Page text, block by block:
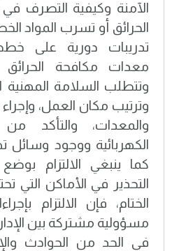
الآمنة وكيفية التصرف
الحرائق أو تسرب المواد
تدريبات دورية على
معدات مكافحة الحرائق
وتتطلب السلامة
وترتيب مكان العمل، وإجراء
والمعدات، والتأكد
الكهربائية ووجود وسائل
كما ينبغي الالتزام
التحذير في الأماكن التي
الختام، فإن الالتزام
مسؤولية مشتركة بين
في الحد من الحوادث